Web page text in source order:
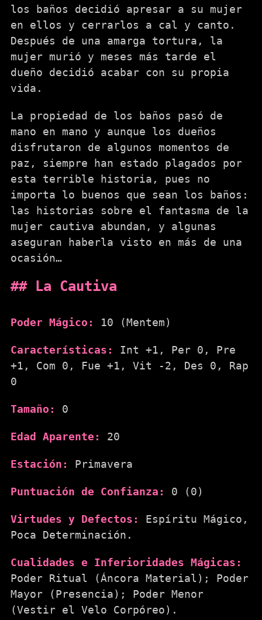
los baños decidió apresar a su mujer
en ellos y cerrarlos a cal y canto.
Después de una amarga tortura, la
mujer murió y meses más tarde el
dueño decidió acabar con su propia
vida.
La propiedad de los baños pasó de
mano en mano y aunque los dueños
disfrutaron de algunos momentos de
paz, siempre han estado plagados por
esta terrible historia, pues no
importa lo buenos que sean los baños:
las historias sobre el fantasma de la
mujer cautiva abundan, y algunas
aseguran haberla visto en más de una
ocasión…
La Cautiva
Poder Mágico: 10 (Mentem)
Características:
Int +1, Per 0, Pre
+1, Com 0, Fue +1, Vit -2, Des 0, Rap
0
Tamaño: 0
Edad Aparente: 20
Estación: Primavera
Puntuación de Confianza: 0 (0)
Virtudes y Defectos:
Espíritu Mágico,
Poca Determinación.
Cualidades e Inferioridades Mágicas:
Poder Ritual (Áncora Material); Poder
Mayor (Presencia); Poder Menor
(Vestir el Velo Corpóreo).